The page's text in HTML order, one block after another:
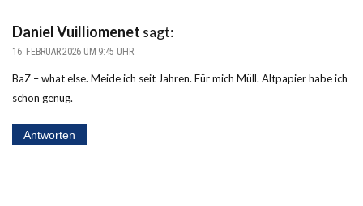
Daniel Vuilliomenet sagt:
16. FEBRUAR 2026 UM 9:45 UHR
BaZ – what else. Meide ich seit Jahren. Für mich Müll. Altpapier habe ich
schon genug.
Antworten